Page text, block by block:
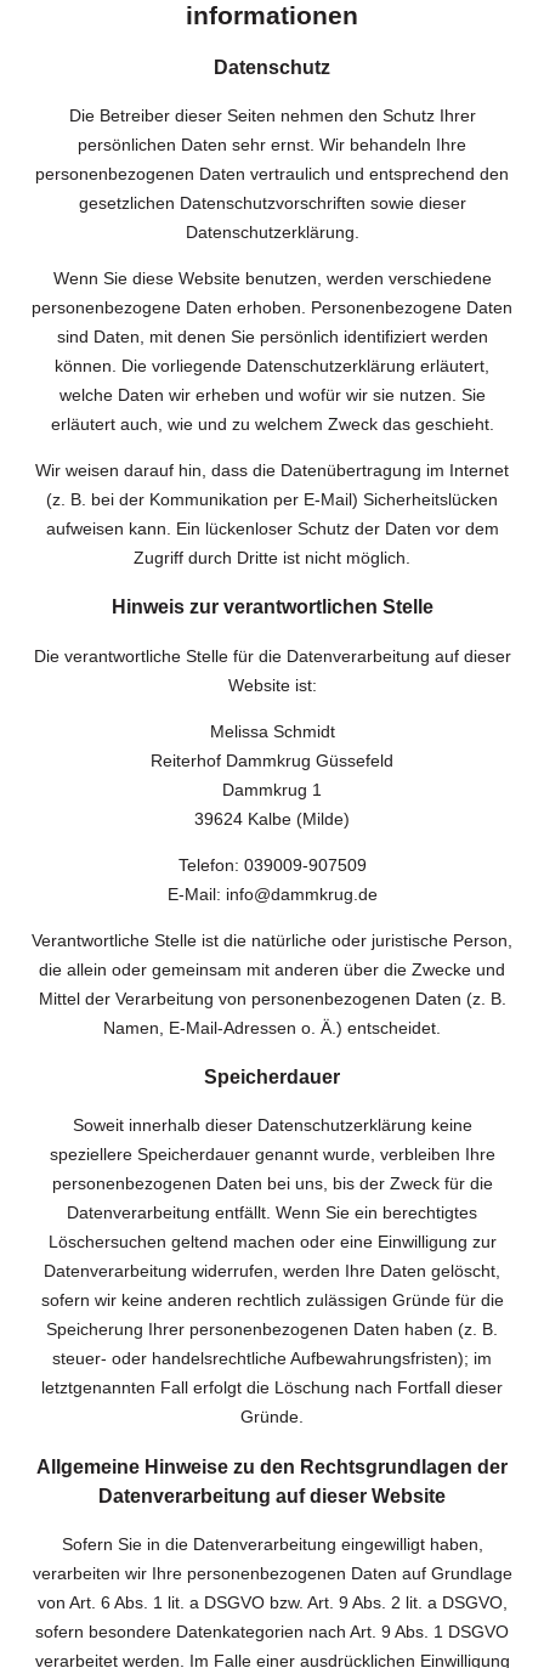
informationen
Datenschutz
Die Betreiber dieser Seiten nehmen den Schutz Ihrer
persönlichen Daten sehr ernst. Wir behandeln Ihre
personenbezogenen Daten vertraulich und entsprechend den
gesetzlichen Datenschutzvorschriften sowie dieser
Datenschutzerklärung.
Wenn Sie diese Website benutzen, werden verschiedene
personenbezogene Daten erhoben. Personenbezogene Daten
sind Daten, mit denen Sie persönlich identifiziert werden
können. Die vorliegende Datenschutzerklärung erläutert,
welche Daten wir erheben und wofür wir sie nutzen. Sie
erläutert auch, wie und zu welchem Zweck das geschieht.
Wir weisen darauf hin, dass die Datenübertragung im Internet
(z. B. bei der Kommunikation per E-Mail) Sicherheitslücken
aufweisen kann. Ein lückenloser Schutz der Daten vor dem
Zugriff durch Dritte ist nicht möglich.
Hinweis zur verantwortlichen Stelle
Die verantwortliche Stelle für die Datenverarbeitung auf dieser
Website ist:
Melissa Schmidt
Reiterhof Dammkrug Güssefeld
Dammkrug 1
39624 Kalbe (Milde)
Telefon: 039009-907509
E-Mail: info@dammkrug.de
Verantwortliche Stelle ist die natürliche oder juristische Person,
die allein oder gemeinsam mit anderen über die Zwecke und
Mittel der Verarbeitung von personenbezogenen Daten (z. B.
Namen, E-Mail-Adressen o. Ä.) entscheidet.
Speicherdauer
Soweit innerhalb dieser Datenschutzerklärung keine
speziellere Speicherdauer genannt wurde, verbleiben Ihre
personenbezogenen Daten bei uns, bis der Zweck für die
Datenverarbeitung entfällt. Wenn Sie ein berechtigtes
Löschersuchen geltend machen oder eine Einwilligung zur
Datenverarbeitung widerrufen, werden Ihre Daten gelöscht,
sofern wir keine anderen rechtlich zulässigen Gründe für die
Speicherung Ihrer personenbezogenen Daten haben (z. B.
steuer- oder handelsrechtliche Aufbewahrungsfristen); im
letztgenannten Fall erfolgt die Löschung nach Fortfall dieser
Gründe.
Allgemeine Hinweise zu den Rechtsgrundlagen der
Datenverarbeitung auf dieser Website
Sofern Sie in die Datenverarbeitung eingewilligt haben,
verarbeiten wir Ihre personenbezogenen Daten auf Grundlage
von Art. 6 Abs. 1 lit. a DSGVO bzw. Art. 9 Abs. 2 lit. a DSGVO,
sofern besondere Datenkategorien nach Art. 9 Abs. 1 DSGVO
verarbeitet werden. Im Falle einer ausdrücklichen Einwilligung